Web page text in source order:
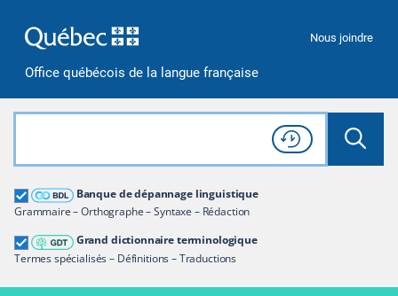
Office québécois de la langue française
Nous joindre
Rechercher dans tout le site
Lancer
Consulter l'
Historique
de recherche
Banque de dépannage linguistique
Grammaire – Orthographe – Syntaxe – Rédaction
Grand dictionnaire terminologique
Termes spécialisés – Définitions – Traductions
Grand dictionnaire terminologique
Restreindre aux termes